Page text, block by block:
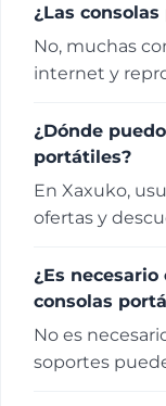
¿Las
No, muchas
internet y
¿Dónde
portátiles?
En Xaxuko,
ofertas y
¿Es
consolas
No es
soportes